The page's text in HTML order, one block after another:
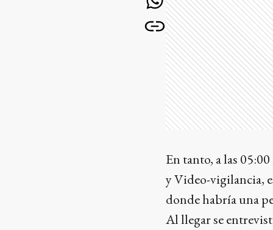
En tanto, a las
y Video-vigilancia,
donde habría una
Al llegar se